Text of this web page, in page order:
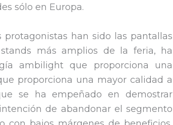
sólo en Europa.
han sido las pantallas
más amplios de la feria, ha
ambilight que proporciona una
proporciona una mayor calidad a
se ha empeñado en demostrar
de abandonar el segmento